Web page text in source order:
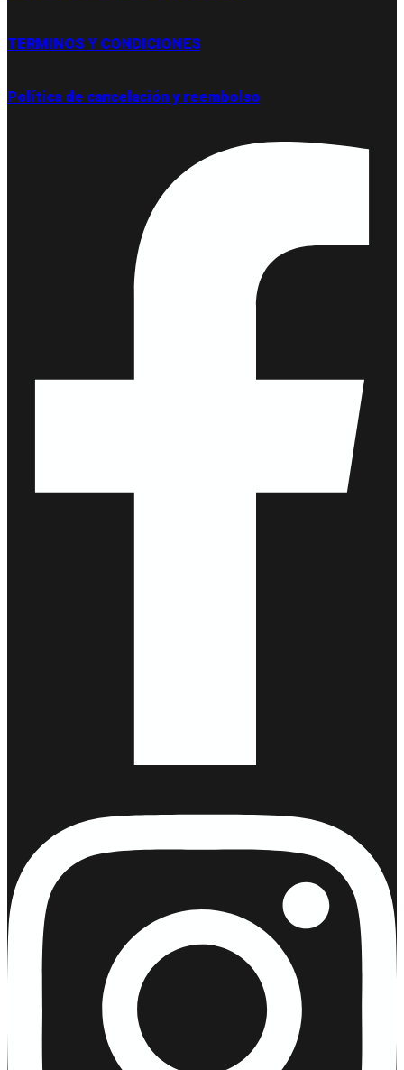
TERMINOS Y CONDICIONES
Política de cancelación y reembolso